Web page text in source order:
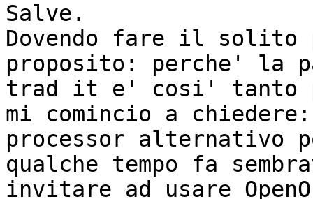
Salve.
Dovendo fare il solito
proposito: perche' la
trad it e' cosi' tanto
mi comincio a
processor alternativo
qualche tempo fa
invitare ad usare